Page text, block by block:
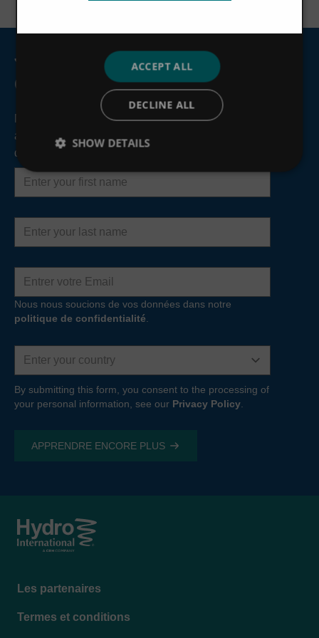
Joignez-vous à notre liste
d'envoi
Nous vous tiendrons au courant de choses telles que les
articles de presse, les webinaires à venir et les
développements de produits.
First
name
Last
name
Adresse
mail
Nous nous soucions de vos données dans notre
politique de confidentialité
Country
By submitting this form, you consent to the processing of
your personal information, see our Privacy Policy
Footer
Les partenaires
Termes et conditions
ACCEPT ALL
DECLINE ALL
SHOW DETAILS